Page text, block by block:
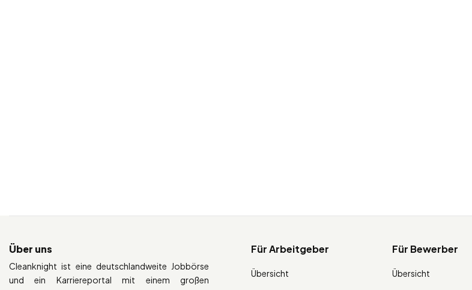
Über uns
Cleanknight ist eine deutschlandweite Jobbörse
und ein Karriereportal mit einem großen
Für Arbeitgeber
Übersicht
Für Bewerber
Übersicht